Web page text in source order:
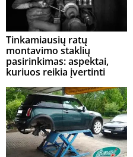
Tinkamiausių ratų
montavimo staklių
pasirinkimas: aspektai,
kuriuos reikia įvertinti